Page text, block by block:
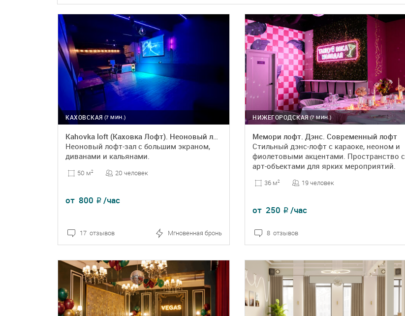
(7 МИН.)
КАХОВСКАЯ
Kahovka loft (Каховка Лофт). Неоновый лофт-зал
Неоновый лофт-зал с большим экраном,
диванами и кальянами.
50 м2 20 человек
от 800 ₽ /час
17 отзывов Мгновенная бронь
(7 МИН.)
НИЖЕГОРОДСКАЯ
Мемори лофт. Дэнс. Современный лофт
Стильный дэнс-лофт с караоке, неоном и
фиолетовыми акцентами. Пространство с
арт-объектами для ярких мероприятий.
36 м2 19 человек
от 250 ₽ /час
8 отзывов